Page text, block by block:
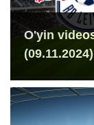
O'yin
(09.11.2024)